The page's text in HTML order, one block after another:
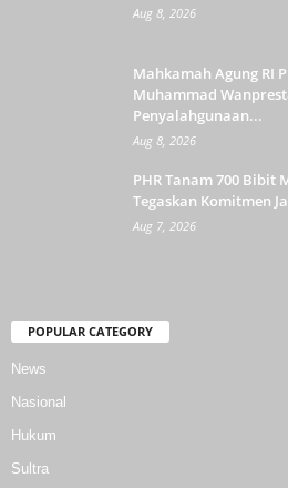
Aug 8, 2026
Mahkamah Agung RI
Muhammad
Penyalahgunaan...
Aug 8, 2026
PHR Tanam 700 Bibit
Tegaskan Komitmen
Aug 7, 2026
POPULAR CATEGORY
News
Nasional
Hukum
Sultra